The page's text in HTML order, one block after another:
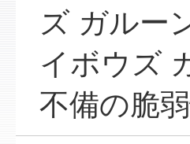
ズ ガルー
イボウズ
不備の脆